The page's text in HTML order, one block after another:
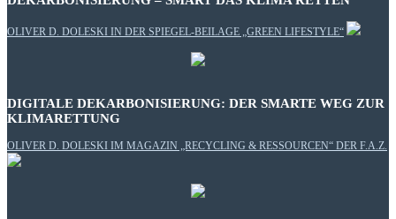
OLIVER D. DOLESKI IN DER SPIEGEL-BEILAGE „GREEN LIFESTYLE“
DIGITALE DEKARBONISIERUNG: DER SMARTE WEG ZUR
KLIMARETTUNG
OLIVER D. DOLESKI IM MAGAZIN „RECYCLING & RESSOURCEN“ DER F.A.Z.